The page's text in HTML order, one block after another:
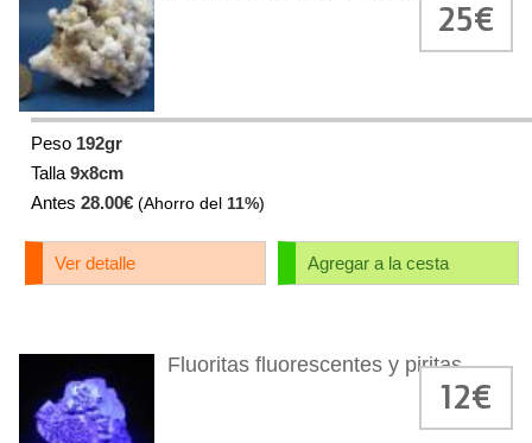
25€
Peso 192gr
Talla 9x8cm
Antes 28.00€ (Ahorro del 11%)
Agregar a la cesta
Ver detalle
Fluoritas fluorescentes y piritas
12€